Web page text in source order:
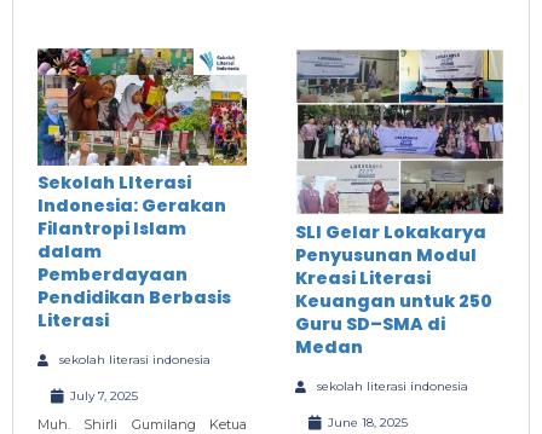
Sekolah LIterasi
Indonesia: Gerakan
Filantropi Islam
dalam
Pemberdayaan
Pendidikan Berbasis
Literasi
sekolah literasi indonesia
July 7, 2025
Muh. Shirli Gumilang Ketua
SLI Gelar Lokakarya
Penyusunan Modul
Kreasi Literasi
Keuangan untuk 250
Guru SD–SMA di
Medan
sekolah literasi indonesia
June 18, 2025